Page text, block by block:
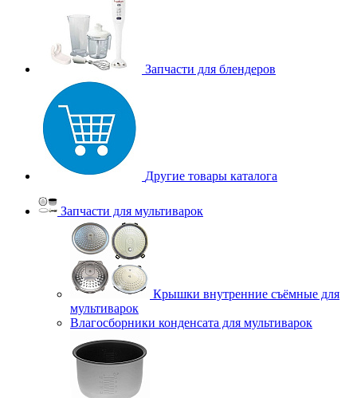
Запчасти для блендеров
Другие товары каталога
Запчасти для мультиварок
Крышки внутренние съёмные для
мультиварок
Влагосборники конденсата для мультиварок